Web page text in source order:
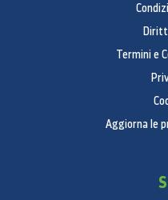
Termini e
Aggiorna le